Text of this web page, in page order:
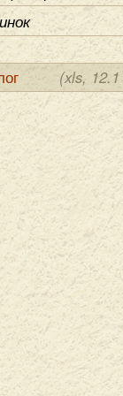
(xls,